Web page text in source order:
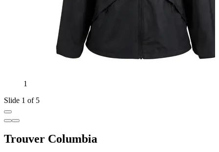
1
Slide 1 of 5
Trouver Columbia